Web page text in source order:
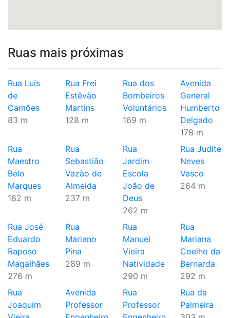
Ruas mais próximas
Rua Luís
de
Camões
83 m
Rua Frei
Estêvão
Martins
128 m
Rua dos
Bombeiros
Voluntários
169 m
Avenida
General
Humberto
Delgado
178 m
Rua
Maestro
Belo
Marques
182 m
Rua
Sebastião
Vazão de
Almeida
237 m
Rua
Jardim
Escola
João de
Deus
262 m
Rua Judite
Neves
Vasco
264 m
Rua José
Eduardo
Raposo
Magalhães
276 m
Rua
Mariano
Pina
289 m
Rua
Manuel
Vieira
Natividade
290 m
Rua
Mariana
Coelho da
Bernarda
292 m
Rua
Joaquim
Avenida
Professor
Rua
Professor
Rua da
Palmeira